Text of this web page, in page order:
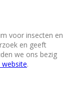
voor insecten en
en geeft
we ons bezig
.